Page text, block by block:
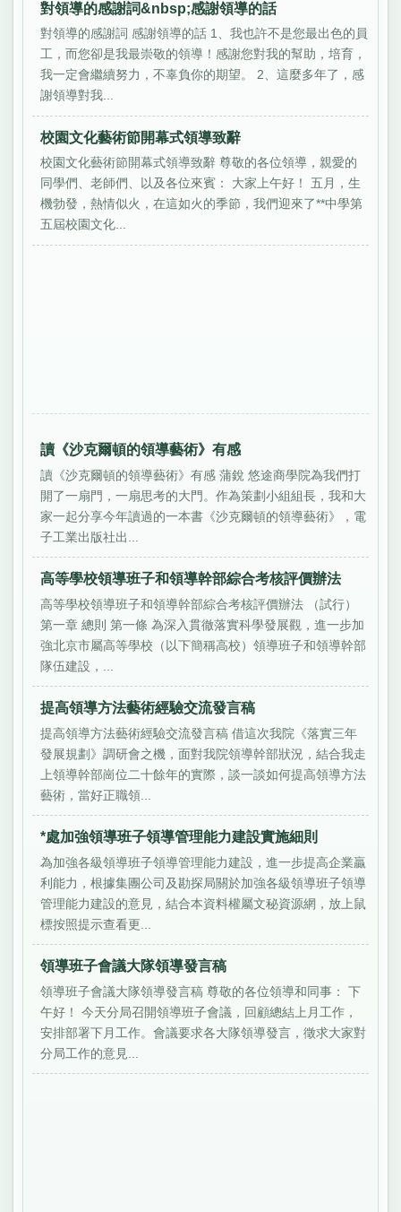
對領導的感謝詞&nbsp;感謝領導的話
對領導的感謝詞 感謝領導的話 1、我也許不是您最出色的員
工，而您卻是我最崇敬的領導！感謝您對我的幫助，培育，
我一定會繼續努力，不辜負你的期望。 2、這麼多年了，感
謝領導對我...
校園文化藝術節開幕式領導致辭
校園文化藝術節開幕式領導致辭 尊敬的各位領導，親愛的
同學們、老師們、以及各位來賓： 大家上午好！ 五月，生
機勃發，熱情似火，在這如火的季節，我們迎來了**中學第
五屆校園文化...
讀《沙克爾頓的領導藝術》有感
讀《沙克爾頓的領導藝術》有感 蒲銳 悠途商學院為我們打
開了一扇門，一扇思考的大門。作為策劃小組組長，我和大
家一起分享今年讀過的一本書《沙克爾頓的領導藝術》，電
子工業出版社出...
高等學校領導班子和領導幹部綜合考核評價辦法
高等學校領導班子和領導幹部綜合考核評價辦法 （試行）
第一章 總則 第一條 為深入貫徹落實科學發展觀，進一步加
強北京市屬高等學校（以下簡稱高校）領導班子和領導幹部
隊伍建設，...
提高領導方法藝術經驗交流發言稿
提高領導方法藝術經驗交流發言稿 借這次我院《落實三年
發展規劃》調研會之機，面對我院領導幹部狀況，結合我走
上領導幹部崗位二十餘年的實際，談一談如何提高領導方法
藝術，當好正職領...
*處加強領導班子領導管理能力建設實施細則
為加強各級領導班子領導管理能力建設，進一步提高企業贏
利能力，根據集團公司及勘探局關於加強各級領導班子領導
管理能力建設的意見，結合本資料權屬文秘資源網，放上鼠
標按照提示查看更...
領導班子會議大隊領導發言稿
領導班子會議大隊領導發言稿 尊敬的各位領導和同事： 下
午好！ 今天分局召開領導班子會議，回顧總結上月工作，
安排部署下月工作。會議要求各大隊領導發言，徵求大家對
分局工作的意見...